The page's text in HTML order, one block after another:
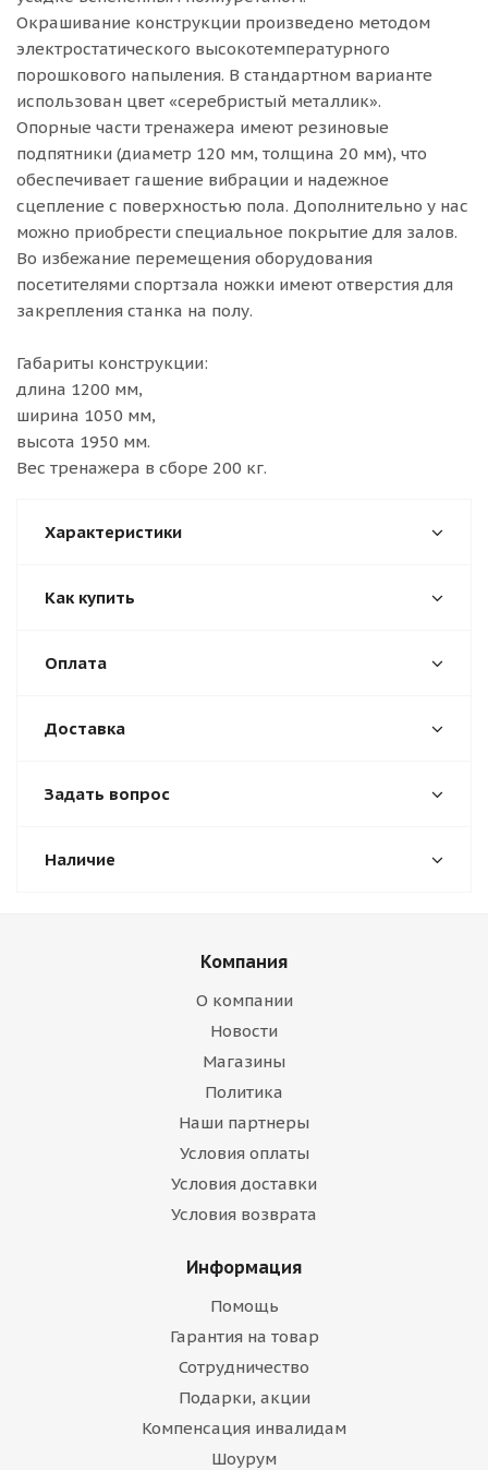
Окрашивание конструкции произведено методом
электростатического высокотемпературного
порошкового напыления. В стандартном варианте
использован цвет «серебристый металлик».
Опорные части тренажера имеют резиновые
подпятники (диаметр 120 мм, толщина 20 мм), что
обеспечивает гашение вибрации и надежное
сцепление с поверхностью пола. Дополнительно у нас
можно приобрести специальное покрытие для залов.
Во избежание перемещения оборудования
посетителями спортзала ножки имеют отверстия для
закрепления станка на полу.
Габариты конструкции:
длина 1200 мм,
ширина 1050 мм,
высота 1950 мм.
Вес тренажера в сборе 200 кг.
Характеристики
Как купить
Оплата
Доставка
Задать вопрос
Наличие
Компания
О компании
Новости
Магазины
Политика
Наши партнеры
Условия оплаты
Условия доставки
Условия возврата
Информация
Помощь
Гарантия на товар
Сотрудничество
Подарки, акции
Компенсация инвалидам
Шоурум